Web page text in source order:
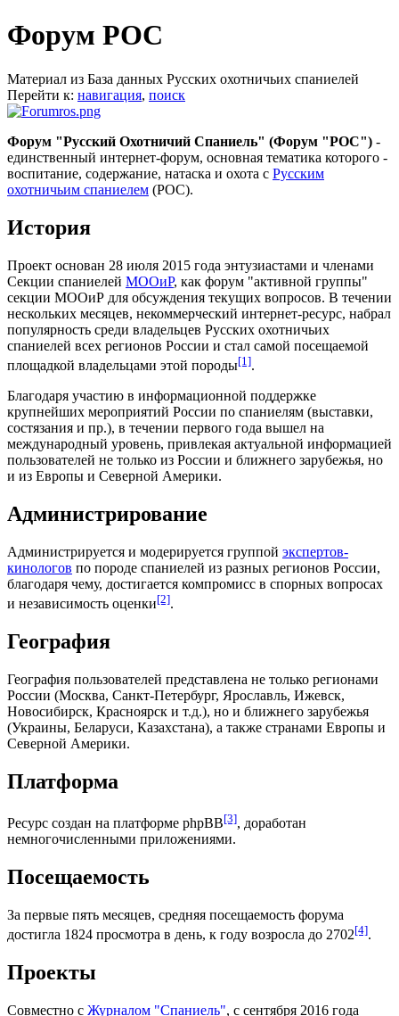
Форум РОС
Материал из База данных Русских охотничьих спаниелей
Перейти к: навигация, поиск
Форум "Русский Охотничий Спаниель" (Форум "РОС") -
единственный интернет-форум, основная тематика которого -
воспитание, содержание, натаска и охота с Русским
охотничьим спаниелем (РОС).
История
Проект основан 28 июля 2015 года энтузиастами и членами
Секции спаниелей МООиР, как форум "активной группы"
секции МООиР для обсуждения текущих вопросов. В течении
нескольких месяцев, некоммерческий интернет-ресурс, набрал
популярность среди владельцев Русских охотничьих
спаниелей всех регионов России и стал самой посещаемой
площадкой владельцами этой породы[1].
Благодаря участию в информационной поддержке
крупнейших мероприятий России по спаниелям (выставки,
состязания и пр.), в течении первого года вышел на
международный уровень, привлекая актуальной информацией
пользователей не только из России и ближнего зарубежья, но
и из Европы и Северной Америки.
Администрирование
Администрируется и модерируется группой экспертов-
кинологов по породе спаниелей из разных регионов России,
благодаря чему, достигается компромисс в спорных вопросах
и независимость оценки[2].
География
География пользователей представлена не только регионами
России (Москва, Санкт-Петербург, Ярославль, Ижевск,
Новосибирск, Красноярск и т.д.), но и ближнего зарубежья
(Украины, Беларуси, Казахстана), а также странами Европы и
Северной Америки.
Платформа
Ресурс создан на платформе phpBB[3], доработан
немногочисленными приложениями.
Посещаемость
За первые пять месяцев, средняя посещаемость форума
достигла 1824 просмотра в день, к году возросла до 2702[4].
Проекты
Совместно с Журналом "Спаниель", с сентября 2016 года